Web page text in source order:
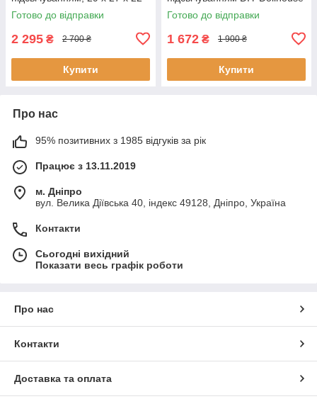
см DIY Roombox Магічний
конструктор
Готово до відправки
2 295 ₴ 2 700 ₴
Купити
Kit | Інтер'єрний 3D-
конструктор
Готово до відправки
1 672 ₴ 1 900 ₴
Купити
Про нас
95% позитивних з 1985 відгуків за рік
Працює з 13.11.2019
м. Дніпро
вул. Велика Діївська 40, індекс 49128, Дніпро, Україна
Контакти
Сьогодні вихідний
Показати весь графік роботи
Про нас
Контакти
Доставка та оплата